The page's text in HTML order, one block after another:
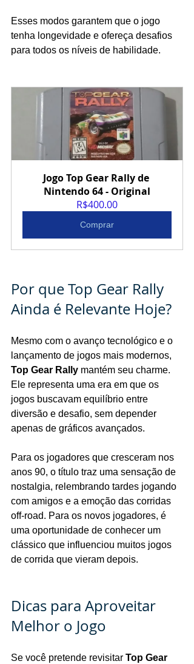
Esses modos garantem que o jogo
tenha longevidade e ofereça desafios
para todos os níveis de habilidade.
Jogo Top Gear Rally de
Nintendo 64 - Original
R$400.00
Comprar
Por que Top Gear Rally
Ainda é Relevante Hoje?
Mesmo com o avanço tecnológico e o
lançamento de jogos mais modernos,
Top Gear Rally mantém seu charme.
Ele representa uma era em que os
jogos buscavam equilíbrio entre
diversão e desafio, sem depender
apenas de gráficos avançados.
Para os jogadores que cresceram nos
anos 90, o título traz uma sensação de
nostalgia, relembrando tardes jogando
com amigos e a emoção das corridas
off-road. Para os novos jogadores, é
uma oportunidade de conhecer um
clássico que influenciou muitos jogos
de corrida que vieram depois.
Dicas para Aproveitar
Melhor o Jogo
Se você pretende revisitar Top Gear